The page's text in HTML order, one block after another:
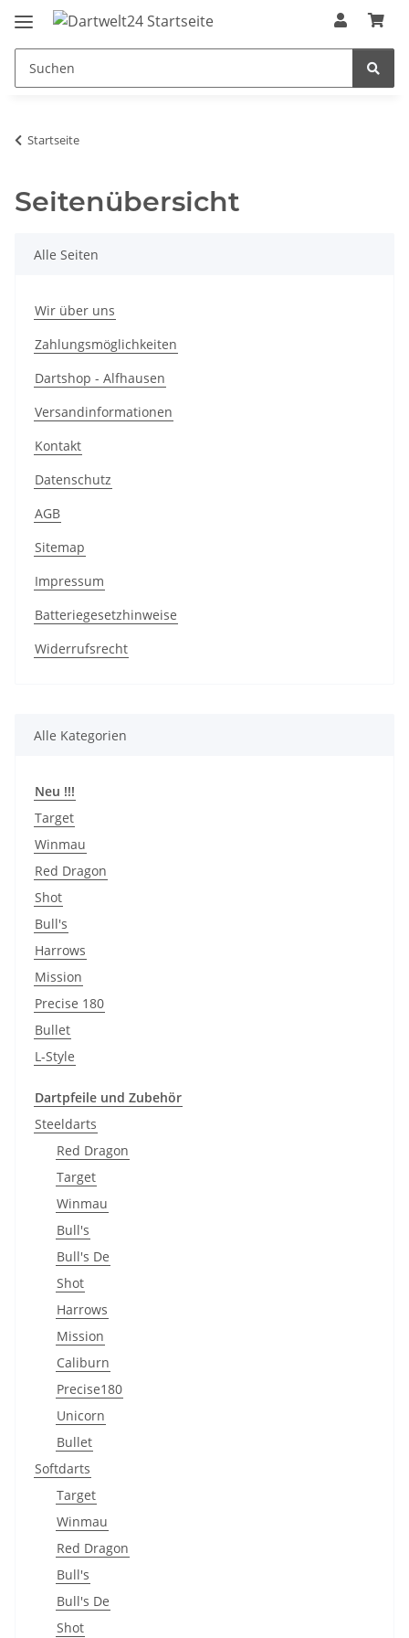
Startseite
Seitenübersicht
Alle Seiten
Wir über uns
Zahlungsmöglichkeiten
Dartshop - Alfhausen
Versandinformationen
Kontakt
Datenschutz
AGB
Sitemap
Impressum
Batteriegesetzhinweise
Widerrufsrecht
Alle Kategorien
Neu !!!
Target
Winmau
Red Dragon
Shot
Bull's
Harrows
Mission
Precise 180
Bullet
L-Style
Dartpfeile und Zubehör
Steeldarts
Red Dragon
Target
Winmau
Bull's
Bull's De
Shot
Harrows
Mission
Caliburn
Precise180
Unicorn
Bullet
Softdarts
Target
Winmau
Red Dragon
Bull's
Bull's De
Shot